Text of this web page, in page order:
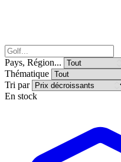
Pays, Région...
Thématique
Tri par
En stock